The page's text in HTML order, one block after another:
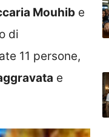
Mouhib e
di
11 persone,
e